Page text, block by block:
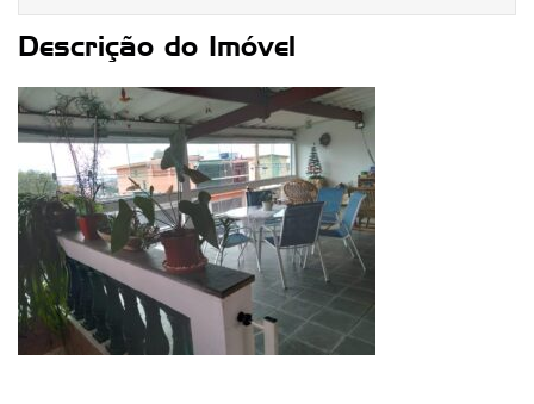
Descrição do Imóvel